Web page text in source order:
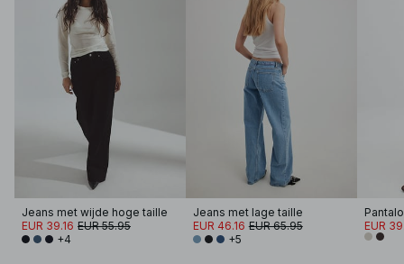
Jeans met wijde hoge taille
EUR 39.16 EUR 55.95
+4
Jeans met lage taille
EUR 46.16 EUR 65.95
+5
EUR